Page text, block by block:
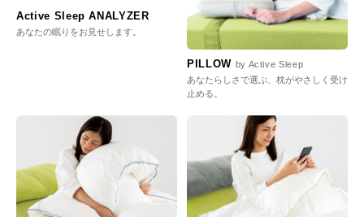
Active Sleep ANALYZER
あなたの眠りをお見せします。
PILLOW by Active Sleep
あなたらしさで選ぶ、枕がやさしく受け
止める。